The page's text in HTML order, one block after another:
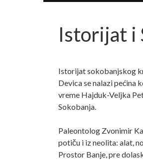
Istorijat i
Istorijat sokobanjskog
Devica se nalazi pećina
vreme Hajduk-Veljka
Sokobanja.
Paleontolog Zvonimir
potiču i iz neolita: alat,
Prostor Banje, pre